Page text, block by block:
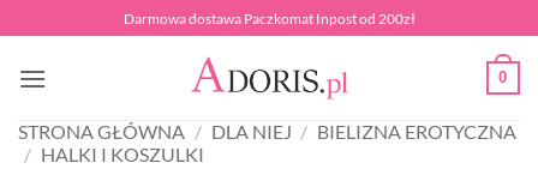
do
zawartości
Darmowa dostawa Paczkomat Inpost od 200zł
0
STRONA GŁÓWNA / DLA NIEJ / BIELIZNA EROTYCZNA
/ HALKI I KOSZULKI